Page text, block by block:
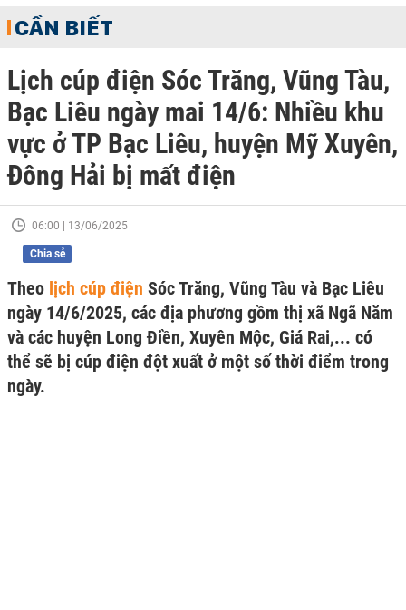
CẦN BIẾT
Lịch cúp điện Sóc Trăng, Vũng Tàu,
Bạc Liêu ngày mai 14/6: Nhiều khu
vực ở TP Bạc Liêu, huyện Mỹ Xuyên,
Đông Hải bị mất điện
06:00 | 13/06/2025
Chia sẻ
Theo lịch cúp điện Sóc Trăng, Vũng Tàu và Bạc Liêu
ngày 14/6/2025, các địa phương gồm thị xã Ngã Năm
và các huyện Long Điền, Xuyên Mộc, Giá Rai,... có
thể sẽ bị cúp điện đột xuất ở một số thời điểm trong
ngày.